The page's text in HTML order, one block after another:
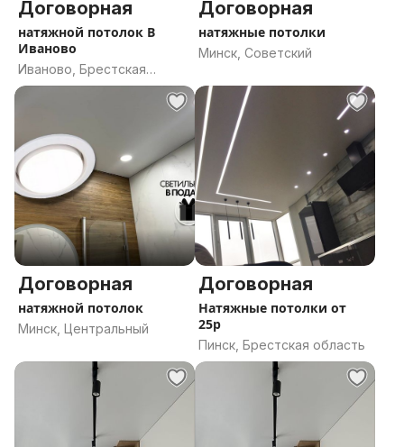
Договорная
натяжной потолок В
Иваново
Иваново, Брестская
область
Договорная
натяжные потолки
Минск, Советский
Договорная
натяжной потолок
Минск, Центральный
Договорная
Натяжные потолки от
25р
Пинск, Брестская область